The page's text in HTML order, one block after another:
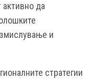
да
и
стратегии